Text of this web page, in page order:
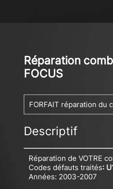
Réparation
FOCUS
FORFAIT réparation du
Descriptif
Réparation de VOTRE
Codes défauts traités:
Années: 2003-2007